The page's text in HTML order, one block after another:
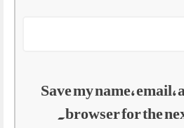
Save my name, email,
browser for the